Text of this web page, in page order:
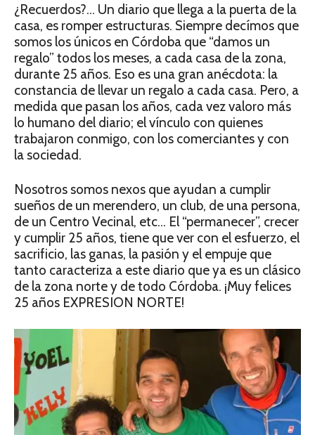
¿Recuerdos?… Un diario que llega a la puerta de la
casa, es romper estructuras. Siempre decímos que
somos los únicos en Córdoba que “damos un
regalo” todos los meses, a cada casa de la zona,
durante 25 años. Eso es una gran anécdota: la
constancia de llevar un regalo a cada casa. Pero, a
medida que pasan los años, cada vez valoro más
lo humano del diario; el vínculo con quienes
trabajaron conmigo, con los comerciantes y con
la sociedad.
Nosotros somos nexos que ayudan a cumplir
sueños de un merendero, un club, de una persona,
de un Centro Vecinal, etc… El “permanecer”, crecer
y cumplir 25 años, tiene que ver con el esfuerzo, el
sacrificio, las ganas, la pasión y el empuje que
tanto caracteriza a este diario que ya es un clásico
de la zona norte y de todo Córdoba. ¡Muy felices
25 años EXPRESION NORTE!